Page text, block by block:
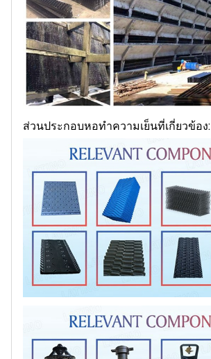
ส่วนประกอบหอทำความเย็นที่เกี่ยวข้อง: